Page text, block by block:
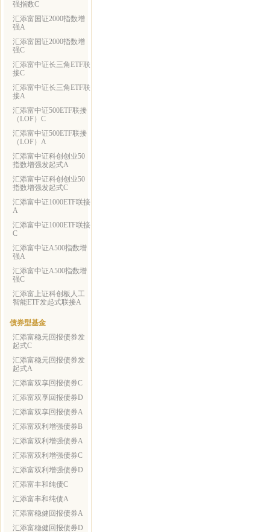
强指数C
汇添富国证2000指数增
强A
汇添富国证2000指数增
强C
汇添富中证长三角ETF联
接C
汇添富中证长三角ETF联
接A
汇添富中证500ETF联接
（LOF）C
汇添富中证500ETF联接
（LOF）A
汇添富中证科创创业50
指数增强发起式A
汇添富中证科创创业50
指数增强发起式C
汇添富中证1000ETF联接
A
汇添富中证1000ETF联接
C
汇添富中证A500指数增
强A
汇添富中证A500指数增
强C
汇添富上证科创板人工
智能ETF发起式联接A
债券型基金
汇添富稳元回报债券发
起式C
汇添富稳元回报债券发
起式A
汇添富双享回报债券C
汇添富双享回报债券D
汇添富双享回报债券A
汇添富双利增强债券B
汇添富双利增强债券A
汇添富双利增强债券C
汇添富双利增强债券D
汇添富丰和纯债C
汇添富丰和纯债A
汇添富稳健回报债券A
汇添富稳健回报债券D